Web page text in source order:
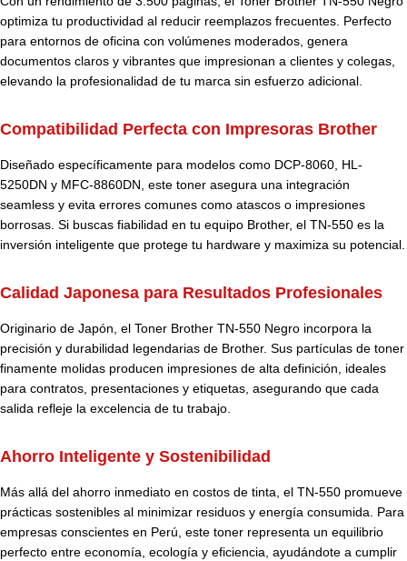
optimiza tu productividad al reducir reemplazos frecuentes. Perfecto
para entornos de oficina con volúmenes moderados, genera
documentos claros y vibrantes que impresionan a clientes y colegas,
elevando la profesionalidad de tu marca sin esfuerzo adicional.
Compatibilidad Perfecta con Impresoras Brother
Diseñado específicamente para modelos como DCP-8060, HL-
5250DN y MFC-8860DN, este toner asegura una integración
seamless y evita errores comunes como atascos o impresiones
borrosas. Si buscas fiabilidad en tu equipo Brother, el TN-550 es la
inversión inteligente que protege tu hardware y maximiza su potencial.
Calidad Japonesa para Resultados Profesionales
Originario de Japón, el Toner Brother TN-550 Negro incorpora la
precisión y durabilidad legendarias de Brother. Sus partículas de toner
finamente molidas producen impresiones de alta definición, ideales
para contratos, presentaciones y etiquetas, asegurando que cada
salida refleje la excelencia de tu trabajo.
Ahorro Inteligente y Sostenibilidad
Más allá del ahorro inmediato en costos de tinta, el TN-550 promueve
prácticas sostenibles al minimizar residuos y energía consumida. Para
empresas conscientes en Perú, este toner representa un equilibrio
perfecto entre economía, ecología y eficiencia, ayudándote a cumplir